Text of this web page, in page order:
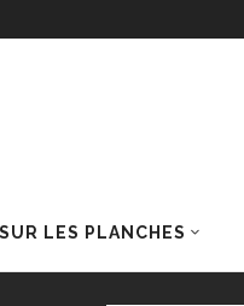
SUR LES PLANCHES